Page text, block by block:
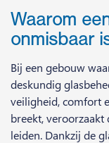
Waarom
onmisbaar
Bij een gebouw
deskundig
veiligheid, comfort
breekt,
leiden. Dankzij de